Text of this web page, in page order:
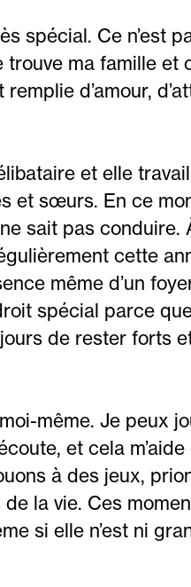
spécial. Ce n’est
trouve ma famille et
d’amour,
et elle
et sœurs. En ce
sait pas conduire.
cette
même d’un
spécial parce
de rester forts
même. Je peux
et cela
à des jeux,
la vie. Ces
si elle n’est ni